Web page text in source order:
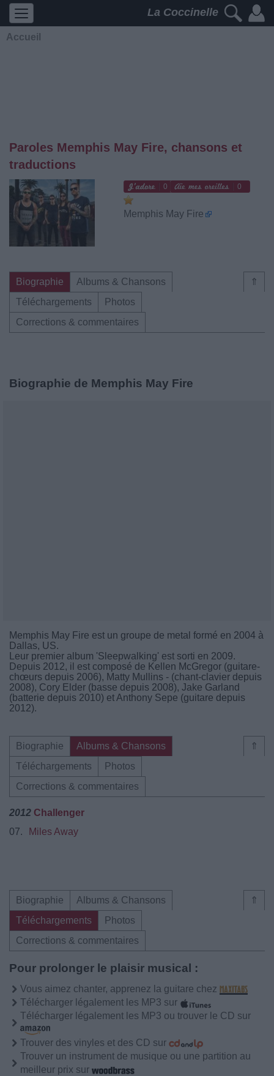
La Coccinelle
Accueil
Paroles Memphis May Fire, chansons et
traductions
0 0
Memphis May Fire
⇑
Biographie
Albums & Chansons
Téléchargements
Photos
Corrections & commentaires
Biographie de Memphis May Fire
Memphis May Fire est un groupe de metal formé en 2004 à
Dallas, US.
Leur premier album 'Sleepwalking' est sorti en 2009.
Depuis 2012, il est composé de Kellen McGregor (guitare-
chœurs depuis 2006), Matty Mullins - (chant-clavier depuis
2008), Cory Elder (basse depuis 2008), Jake Garland
(batterie depuis 2010) et Anthony Sepe (guitare depuis
2012).
⇑
Biographie
Albums & Chansons
Téléchargements
Photos
Corrections & commentaires
2012 Challenger
07.
Miles Away
⇑
Biographie
Albums & Chansons
Téléchargements
Photos
Corrections & commentaires
Pour prolonger le plaisir musical :
Vous aimez chanter, apprenez la guitare chez
Télécharger légalement les MP3 sur
Télécharger légalement les MP3 ou trouver le CD sur
Trouver des vinyles et des CD sur
Trouver un instrument de musique ou une partition au
meilleur prix sur